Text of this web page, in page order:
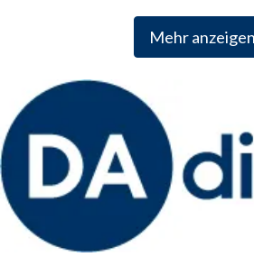
Mehr anzeigen
persönliche Unterstützung rund
weltweit erfolgreichen Zurich
Vordenken der internationalen
Weitere Informationen: